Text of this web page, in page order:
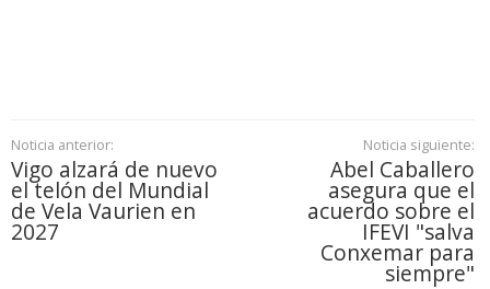
Noticia anterior:
Vigo alzará de nuevo
el telón del Mundial
de Vela Vaurien en
2027
Noticia siguiente:
Abel Caballero
asegura que el
acuerdo sobre el
IFEVI "salva
Conxemar para
siempre"